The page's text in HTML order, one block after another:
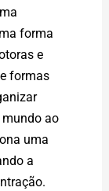
forma
e
formas
mundo ao
uma
a